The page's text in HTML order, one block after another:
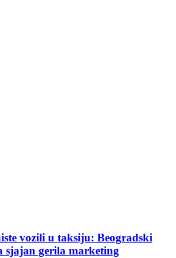
vozili u taksiju: Beogradski
sjajan gerila marketing